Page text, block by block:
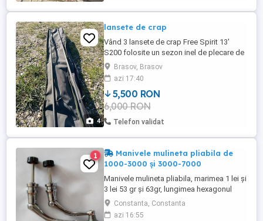
rezerva neg. Tel ...
4
lansete de crap
Vând 3 lansete de crap Free Spirit 13'
S200 folosite un sezon inel de plecare de
40 , bune pentru distanțe , husă este
cadou. Rog seriozitate
Brasov, Brasov
azi 17:40
5,500 RON
6,000 RON
Telefon validat
1
Manivele mulineta pliabila de
1000-3000 și 3000-7000
Manivele mulineta pliabila, marimea 1 lei și
3 lei 53 gr și 63gr, lungimea hexagonul
este de 25 mm, brațul 7,3 cm și 30 mm,
brațul 8,5 cm, diametru hexagon 4,5mm
Constanta, Constanta
azi 16:55